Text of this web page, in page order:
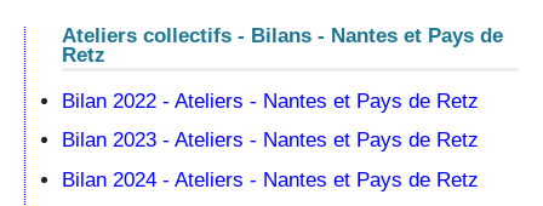
Ateliers collectifs - Bilans - Nantes et Pays de
Retz
Bilan 2022 - Ateliers - Nantes et Pays de Retz
Bilan 2023 - Ateliers - Nantes et Pays de Retz
Bilan 2024 - Ateliers - Nantes et Pays de Retz